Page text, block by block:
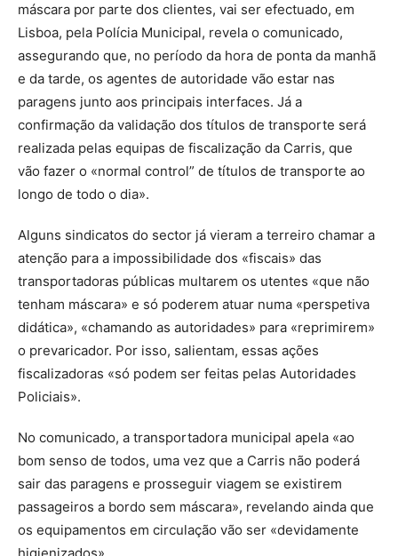
máscara por parte dos clientes, vai ser efectuado, em
Lisboa, pela Polícia Municipal, revela o comunicado,
assegurando que, no período da hora de ponta da manhã
e da tarde, os agentes de autoridade vão estar nas
paragens junto aos principais interfaces. Já a
confirmação da validação dos títulos de transporte será
realizada pelas equipas de fiscalização da Carris, que
vão fazer o «normal control” de títulos de transporte ao
longo de todo o dia».
Alguns sindicatos do sector já vieram a terreiro chamar a
atenção para a impossibilidade dos «fiscais» das
transportadoras públicas multarem os utentes «que não
tenham máscara» e só poderem atuar numa «perspetiva
didática», «chamando as autoridades» para «reprimirem»
o prevaricador. Por isso, salientam, essas ações
fiscalizadoras «só podem ser feitas pelas Autoridades
Policiais».
No comunicado, a transportadora municipal apela «ao
bom senso de todos, uma vez que a Carris não poderá
sair das paragens e prosseguir viagem se existirem
passageiros a bordo sem máscara», revelando ainda que
os equipamentos em circulação vão ser «devidamente